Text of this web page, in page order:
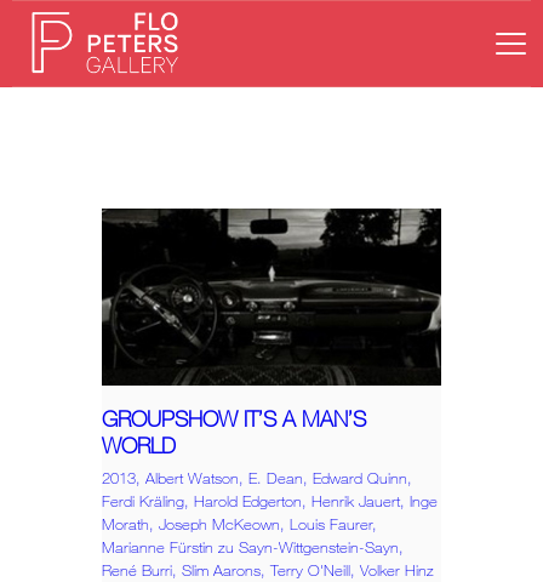
KÜNSTLER
AUSSTELLUNGEN
NEWS
ONLINESHOP
GROUPSHOW IT’S A MAN’S
WORLD
2013, Albert Watson, E. Dean, Edward Quinn,
Ferdi Kräling, Harold Edgerton, Henrik Jauert, Inge
Morath, Joseph McKeown, Louis Faurer,
Marianne Fürstin zu Sayn-Wittgenstein-Sayn,
René Burri, Slim Aarons,Terry O'Neill, Volker Hinz